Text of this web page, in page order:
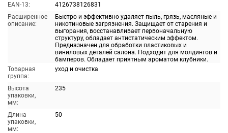
EAN-13:
4126738126831
Расширенное
описание:
Быстро и эффективно удаляет пыль, грязь, масляные и
никотиновые загрязнения. Защищает от старения и
выгорания, восстанавливает первоначальную
структуру, обладает антистатическим эффектом.
Предназначен для обработки пластиковых и
виниловых деталей салона. Подходит для молдингов и
бамперов. Обладает приятным ароматом клубники.
Товарная
группа:
уход и очистка
Высота
упаковки,
мм:
235
Длина
упаковки,
мм:
50